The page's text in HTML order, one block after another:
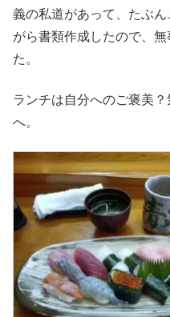
義の私道があって、たぶ
がら書類作成したので、
た。
ランチは自分へのご褒美
へ。